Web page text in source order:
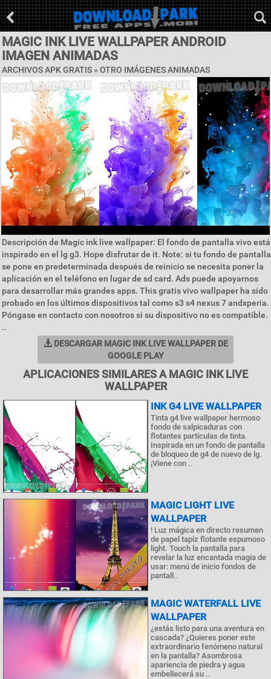
MAGIC INK LIVE WALLPAPER ANDROID
IMAGEN ANIMADAS
ARCHIVOS APK GRATIS » OTRO IMÁGENES ANIMADAS
Descripción de Magic ink live wallpaper: El fondo de pantalla vivo está
inspirado en el lg g3. Hope disfrutar de it. Note: si tu fondo de pantalla
se pone en predeterminada después de reinicio se necesita poner la
aplicación en el teléfono en lugar de sd card. Ads puede apoyarnos
para desarrollar más grandes apps. This gratis vivo wallpaper ha sido
probado en los últimos dispositivos tal como s3 s4 nexus 7 andxperia.
Póngase en contacto con nosotros si su dispositivo no es compatible.
..
DESCARGAR MAGIC INK LIVE WALLPAPER DE
GOOGLE PLAY
APLICACIONES SIMILARES A MAGIC INK LIVE
WALLPAPER
INK G4 LIVE WALLPAPER
Tinta g4 live wallpaper hermoso
fondo de salpicaduras con
flotantes partículas de tinta.
Inspirada en un fondo de pantalla
de bloqueo de g4 de nuevo de lg.
¡Viene con ..
MAGIC LIGHT LIVE
WALLPAPER
! Luz mágica en directo resumen
de papel tapiz flotante espumoso
light. Touch la pantalla para
revelar la luz encantada magia de
usar: menú de inicio fondos de
pantall..
MAGIC WATERFALL LIVE
WALLPAPER
¿estás listo para una aventura en
cascada? ¿Quieres poner este
extraordinario fenómeno natural
en la pantalla? Asombrosa
apariencia de piedra y agua
embellecerá su ..